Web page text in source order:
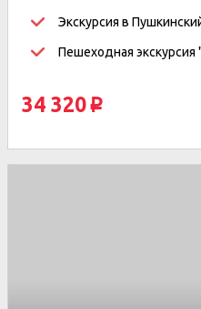
Экскурсия в
Пешеходная
34 320 p